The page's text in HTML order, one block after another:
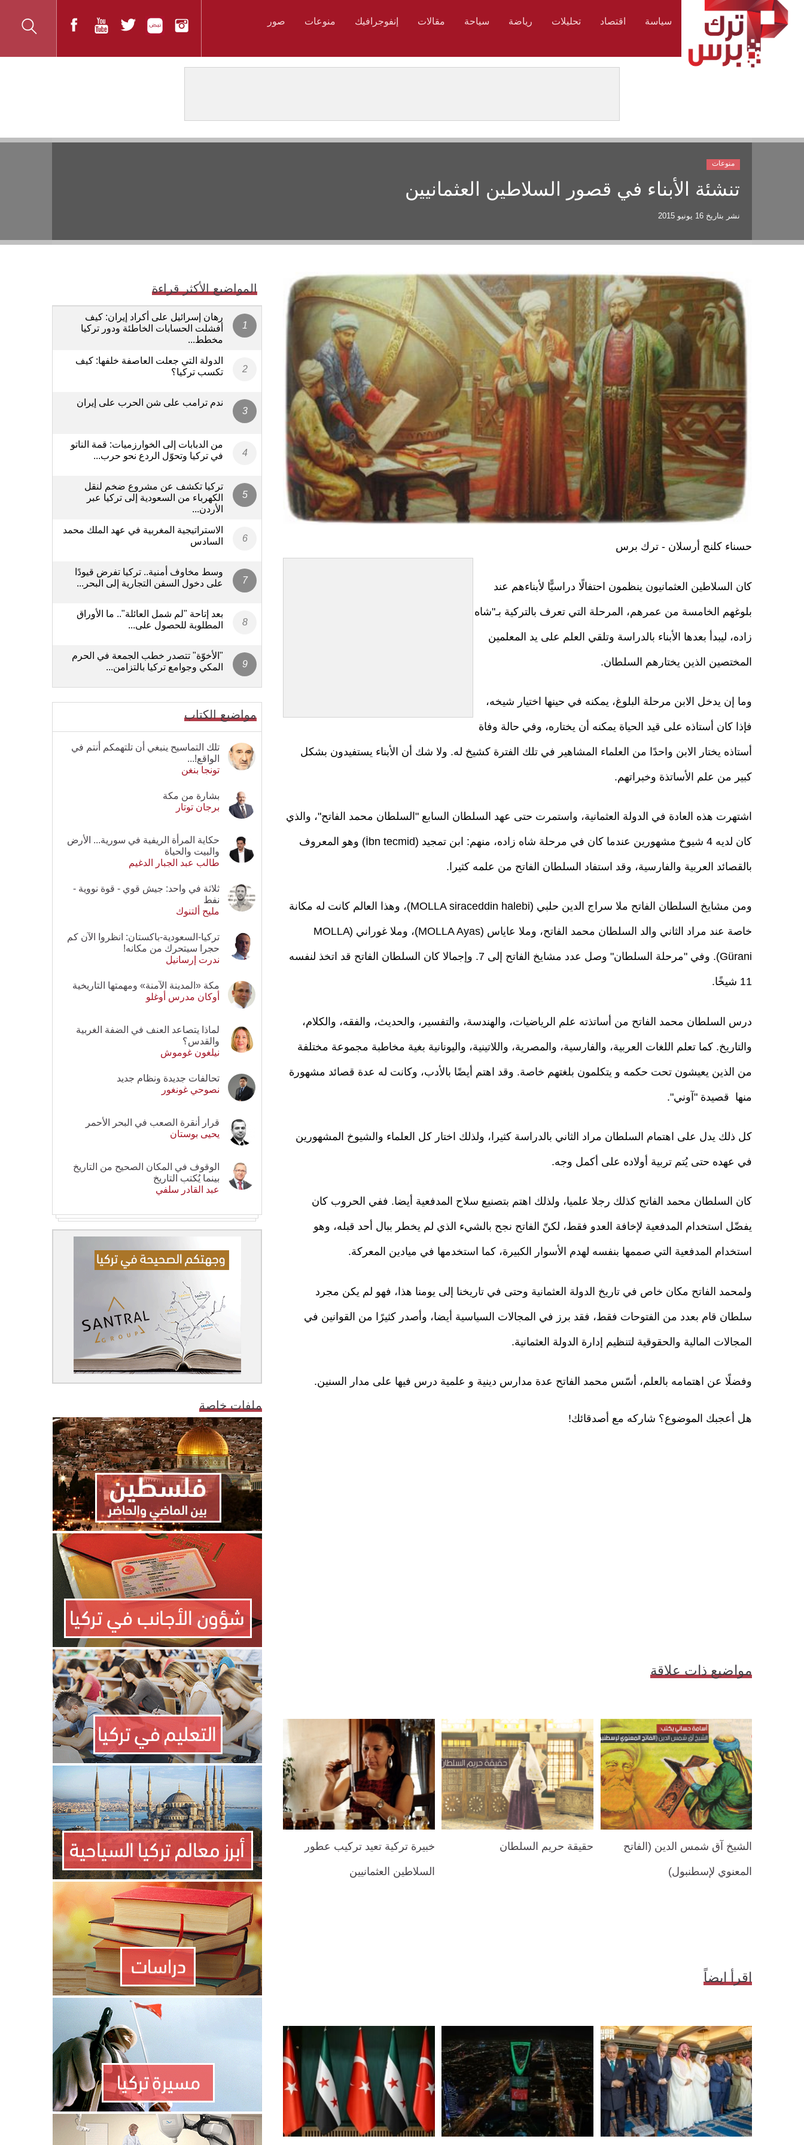
سياسة اقتصاد تحليلات رياضة سياحة مقالات إنفوجرافيك منوعات صور
تنشئة الأبناء في قصور السلاطين العثمانيين
نشر بتاريخ 16 يونيو 2015
منوعات
حسناء كلنج أرسلان - ترك برس
كان السلاطين العثمانيون ينظمون احتفالًا دراسيًّا لأبناءهم عند
بلوغهم الخامسة من عمرهم، المرحلة التي تعرف بالتركية بـ"شاه
زاده، ليبدأ بعدها الأبناء بالدراسة وتلقي العلم على يد المعلمين
المختصين الذين يختارهم السلطان.
وما إن يدخل الابن مرحلة البلوغ، يمكنه في حينها اختيار شيخه،
فإذا كان أستاذه على قيد الحياة يمكنه أن يختاره، وفي حالة وفاة
أستاذه يختار الابن واحدًا من العلماء المشاهير في تلك الفترة كشيخ له. ولا شك أن الأبناء يستفيدون بشكل
كبير من علم الأساتذة وخبراتهم.
اشتهرت هذه العادة في الدولة العثمانية، واستمرت حتى عهد السلطان السابع "السلطان محمد الفاتح"، والذي
كان لديه 4 شيوخ مشهورين عندما كان في مرحلة شاه زاده، منهم: ابن تمجيد (İbn tecmid) وهو المعروف
بالقصائد العربية والفارسية، وقد استفاد السلطان الفاتح من علمه كثيرا.
ومن مشايخ السلطان الفاتح ملا سراج الدين حلبي (MOLLA siraceddin halebi)، وهذا العالم كانت له مكانة
خاصة عند مراد الثاني والد السلطان محمد الفاتح، وملا عاياس (MOLLA Ayas)، وملا غوراني (MOLLA
Gürani). وفي "مرحلة السلطان" وصل عدد مشايخ الفاتح إلى 7. وإجمالا كان السلطان الفاتح قد اتخذ لنفسه
11 شيخًا.
درس السلطان محمد الفاتح من أساتذته علم الرياضيات، والهندسة، والتفسير، والحديث، والفقه، والكلام،
والتاريخ. كما تعلم اللغات العربية، والفارسية، والمصرية، واللاتينية، واليونانية بغية مخاطبة مجموعة مختلفة
من الذين يعيشون تحت حكمه و يتكلمون بلغتهم خاصة. وقد اهتم أيضًا بالأدب، وكانت له عدة قصائد مشهورة
منها قصيدة "آوني".
كل ذلك يدل على اهتمام السلطان مراد الثاني بالدراسة كثيرا، ولذلك اختار كل العلماء والشيوخ المشهورين
في عهده حتى يُتم تربية أولاده على أكمل وجه.
كان السلطان محمد الفاتح كذلك رجلا علميا، ولذلك اهتم بتصنيع سلاح المدفعية أيضا. ففي الحروب كان
يفضّل استخدام المدفعية لإخافة العدو فقط، لكنّ الفاتح نجح بالشيء الذي لم يخطر ببال أحد قبله، وهو
استخدام المدفعية التي صممها بنفسه لهدم الأسوار الكبيرة، كما استخدمها في ميادين المعركة.
ولمحمد الفاتح مكان خاص في تاريخ الدولة العثمانية وحتى في تاريخنا إلى يومنا هذا، فهو لم يكن مجرد
سلطان قام بعدد من الفتوحات فقط، فقد برز في المجالات السياسية أيضا، وأصدر كثيرًا من القوانين في
المجالات المالية والحقوقية لتنظيم إدارة الدولة العثمانية.
وفضلًا عن اهتمامه بالعلم، أسّس محمد الفاتح عدة مدارس دينية و علمية درس فيها على مدار السنين.
هل أعجبك الموضوع؟ شاركه مع أصدقائك!
مواضيع ذات علاقة
الشيخ آق شمس الدين (الفاتح
المعنوي لإسطنبول)
حقيقة حريم السلطان خبيرة تركية تعيد تركيب عطور
السلاطين العثمانيين
اقرأ ايضاً
المواضيع الأكثر قراءة
رهان إسرائيل على أكراد إيران: كيف
أفشلت الحسابات الخاطئة ودور تركيا
مخطط...
الدولة التي جعلت العاصفة خلفها: كيف
تكسب تركيا؟
ندم ترامب على شن الحرب على إيران
من الدبابات إلى الخوارزميات: قمة الناتو
في تركيا وتحوّل الردع نحو حرب...
تركيا تكشف عن مشروع ضخم لنقل
الكهرباء من السعودية إلى تركيا عبر
الأردن...
الاستراتيجية المغربية في عهد الملك محمد
السادس
وسط مخاوف أمنية.. تركيا تفرض قيودًا
على دخول السفن التجارية إلى البحر...
بعد إتاحة "لم شمل العائلة".. ما الأوراق
المطلوبة للحصول على...
"الأخوّة" تتصدر خطب الجمعة في الحرم
المكي وجوامع تركيا بالتزامن...
مواضيع الكتاب
تلك التماسيح ينبغي أن تلتهمكم أنتم في
الواقع!...
تونجا بنغن
بشارة من مكة
برجان توتار
حكاية المرأة الريفية في سورية... الأرض
والبيت والحياة
طالب عبد الجبار الدغيم
ثلاثة في واحد: جيش قوي - قوة نووية -
نفط
مليح ألتنوك
تركيا-السعودية-باكستان: انظروا الآن كم
حجرا سيتحرك من مكانه!
ندرت إرسانيل
مكة «المدينة الآمنة» ومهمتها التاريخية
أوكان مدرس أوغلو
لماذا يتصاعد العنف في الضفة الغربية
والقدس؟
نيلغون غوموش
تحالفات جديدة ونظام جديد
نصوحي غونغور
قرار أنقرة الصعب في البحر الأحمر
يحيى بوستان
الوقوف في المكان الصحيح من التاريخ
بينما يُكتب التاريخ
عبد القادر سلفي
ملفات خاصة